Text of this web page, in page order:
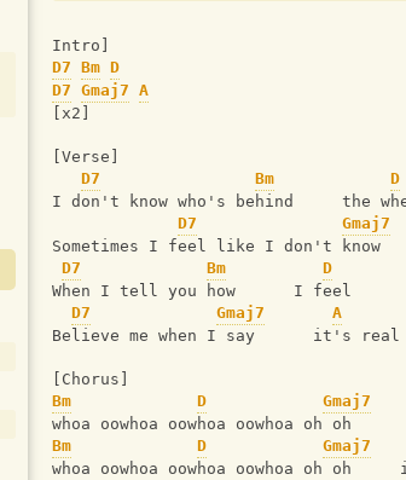
Intro]
D7 Bm D
D7 Gmaj7 A
[x2]
[Verse]
D7
Bm
D
I don't know who's behind     the
D7
Gmaj7
Sometimes I feel like I don't know
D7
Bm
D
When I tell you how      I feel
D7
Gmaj7
A
Believe me when I say      it's real
[Chorus]
Bm
D
Gmaj7
whoa oowhoa oowhoa oowhoa oh oh
Bm
D Gmaj7
whoa oowhoa oowhoa oowhoa oh oh